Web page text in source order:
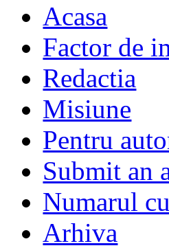
Acasa
Factor de
Redactia
Misiune
Pentru
Submit an
Numarul
Arhiva